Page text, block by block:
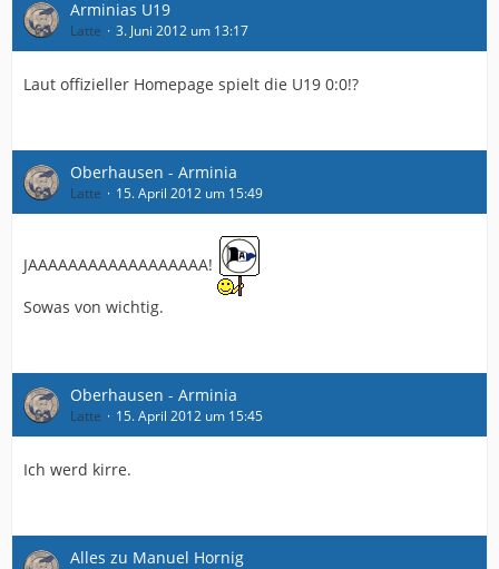
Arminias U19
Latte 3. Juni 2012 um 13:17
Laut offizieller Homepage spielt die U19 0:0!?
Oberhausen - Arminia
Latte 15. April 2012 um 15:49
JAAAAAAAAAAAAAAAAAA!
Sowas von wichtig.
Oberhausen - Arminia
Latte 15. April 2012 um 15:45
Ich werd kirre.
Alles zu Manuel Hornig